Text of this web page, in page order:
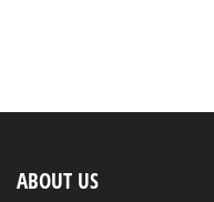
ABOUT US